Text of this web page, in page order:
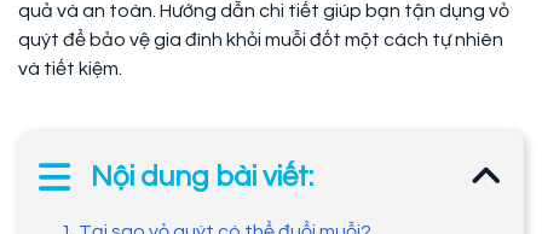
quả và an toàn. Hướng dẫn chi tiết giúp bạn tận dụng vỏ
quýt để bảo vệ gia đình khỏi muỗi đốt một cách tự nhiên
và tiết kiệm.
Nội dung bài viết: